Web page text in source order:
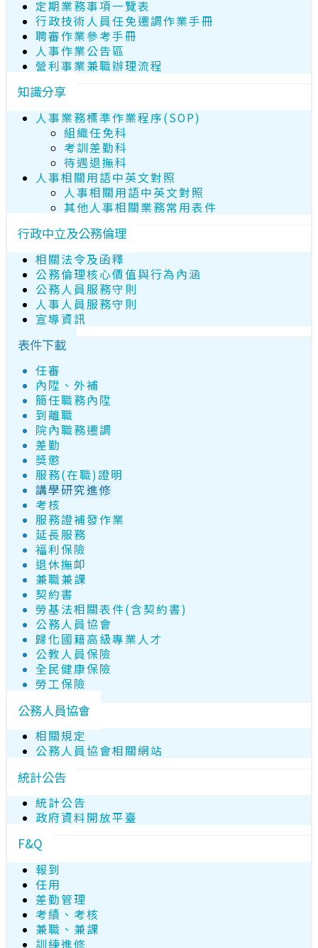
定期業務事項一覽表
行政技術人員任免遷調作業手冊
聘審作業參考手冊
人事作業公告區
營利事業兼職辦理流程
知識分享
人事業務標準作業程序(SOP)
組織任免科
考訓差勤科
待遇退撫科
人事相關用語中英文對照
人事相關用語中英文對照
其他人事相關業務常用表件
行政中立及公務倫理
相關法令及函釋
公務倫理核心價值與行為內涵
公務人員服務守則
人事人員服務守則
宣導資訊
表件下載
任審
內陞、外補
簡任職務內陞
到離職
院內職務遷調
差勤
獎懲
服務(在職)證明
講學研究進修
考核
服務證補發作業
延長服務
福利保險
退休撫卹
兼職兼課
契約書
勞基法相關表件(含契約書)
公務人員協會
歸化國籍高級專業人才
公教人員保險
全民健康保險
勞工保險
公務人員協會
相關規定
公務人員協會相關網站
統計公告
統計公告
政府資料開放平臺
F&Q
報到
任用
差勤管理
考績、考核
兼職、兼課
訓練進修